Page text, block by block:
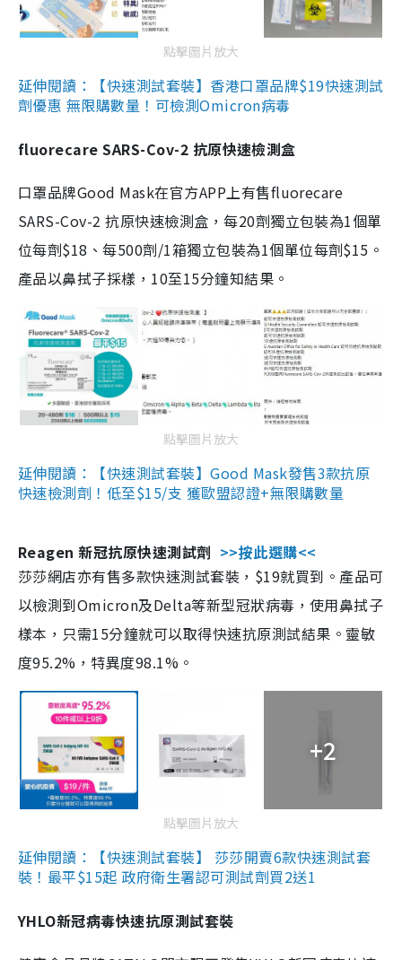
點擊圖片放大
延伸閱讀：【快速測試套裝】香港口罩品牌$19快速測試
劑優惠 無限購數量！可檢測Omicron病毒
fluorecare SARS-Cov-2 抗原快速檢測盒
口罩品牌Good Mask在官方APP上有售fluorecare
SARS-Cov-2 抗原快速檢測盒，每20劑獨立包裝為1個單
位每劑$18、每500劑/1箱獨立包裝為1個單位每劑$15。
產品以鼻拭子採樣，10至15分鐘知結果。
點擊圖片放大
延伸閱讀：【快速測試套裝】Good Mask發售3款抗原
快速檢測劑！低至$15/支 獲歐盟認證+無限購數量
Reagen 新冠抗原快速測試劑 >>按此選購<<
莎莎網店亦有售多款快速測試套裝，$19就買到。產品可
以檢測到Omicron及Delta等新型冠狀病毒，使用鼻拭子
樣本，只需15分鐘就可以取得快速抗原測試結果。靈敏
度95.2%，特異度98.1%。
+2
點擊圖片放大
延伸閱讀：【快速測試套裝】 莎莎開賣6款快速測試套
裝！最平$15起 政府衛生署認可測試劑買2送1
YHLO新冠病毒快速抗原測試套裝